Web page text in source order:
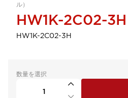
ル）
HW1K-2C02-3H
HW1K-2C02-3H
数量を選択